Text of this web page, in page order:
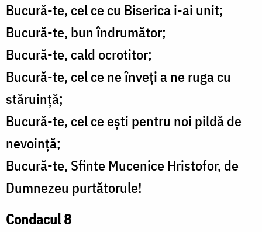
Bucură-te, cel ce cu Biserica i-ai unit;
Bucură-te, bun îndrumător;
Bucură-te, cald ocrotitor;
Bucură-te, cel ce ne înveți a ne ruga cu
stăruință;
Bucură-te, cel ce ești pentru noi pildă de
nevoință;
Bucură-te, Sfinte Mucenice Hristofor, de
Dumnezeu purtătorule!
Condacul 8